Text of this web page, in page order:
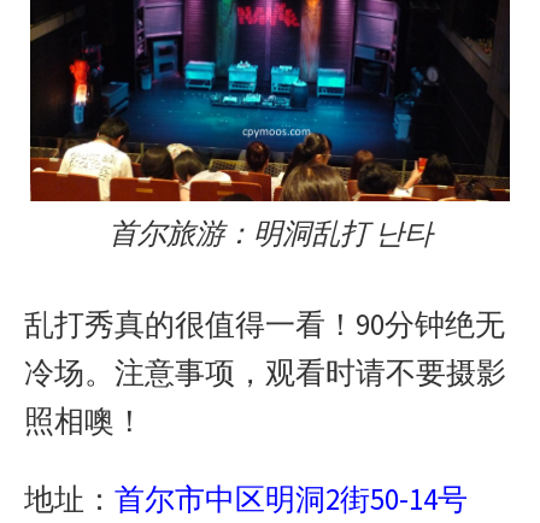
首尔旅游：明洞乱打 난타
乱打秀真的很值得一看！90分钟绝无
冷场。注意事项，观看时请不要摄影
照相噢！
地址： 首尔市中区明洞2街50-14号